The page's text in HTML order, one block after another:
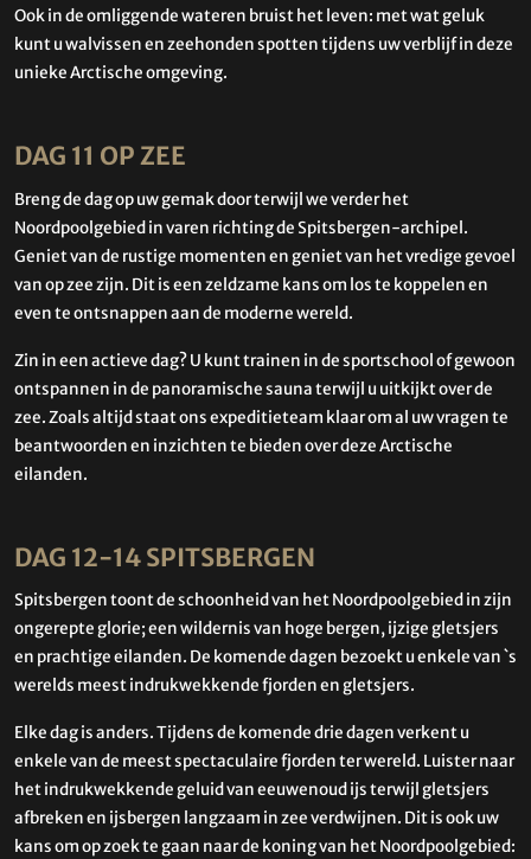
Ook in de omliggende wateren bruist het leven: met wat geluk
kunt u walvissen en zeehonden spotten tijdens uw verblijf in deze
unieke Arctische omgeving.
DAG 11 OP ZEE
Breng de dag op uw gemak door terwijl we verder het
Noordpoolgebied in varen richting de Spitsbergen-archipel.
Geniet van de rustige momenten en geniet van het vredige gevoel
van op zee zijn. Dit is een zeldzame kans om los te koppelen en
even te ontsnappen aan de moderne wereld.
Zin in een actieve dag? U kunt trainen in de sportschool of gewoon
ontspannen in de panoramische sauna terwijl u uitkijkt over de
zee. Zoals altijd staat ons expeditieteam klaar om al uw vragen te
beantwoorden en inzichten te bieden over deze Arctische
eilanden.
DAG 12-14 SPITSBERGEN
Spitsbergen toont de schoonheid van het Noordpoolgebied in zijn
ongerepte glorie; een wildernis van hoge bergen, ijzige gletsjers
en prachtige eilanden. De komende dagen bezoekt u enkele van `s
werelds meest indrukwekkende fjorden en gletsjers.
Elke dag is anders. Tijdens de komende drie dagen verkent u
enkele van de meest spectaculaire fjorden ter wereld. Luister naar
het indrukwekkende geluid van eeuwenoud ijs terwijl gletsjers
afbreken en ijsbergen langzaam in zee verdwijnen. Dit is ook uw
kans om op zoek te gaan naar de koning van het Noordpoolgebied: